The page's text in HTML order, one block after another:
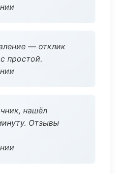
— отклик
простой.
нашёл
Отзывы